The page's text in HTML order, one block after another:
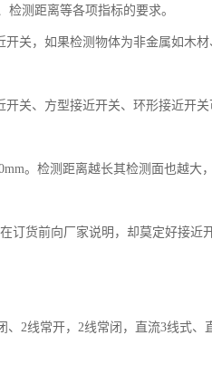
测距离等各项指标的要求。
关，如果检测物体为非金属如木
关、方型接近开关、环形接近开
。检测距离越长其检测面也越大
订货前向厂家说明，却莫定好接近
、2线常开，2线常闭，直流3线式、